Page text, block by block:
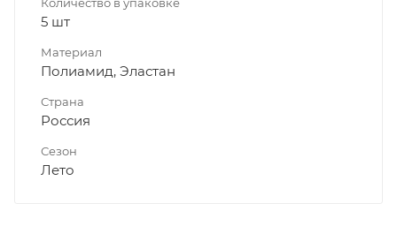
5 шт
Материал
Полиамид, Эластан
Страна
Россия
Сезон
Лето